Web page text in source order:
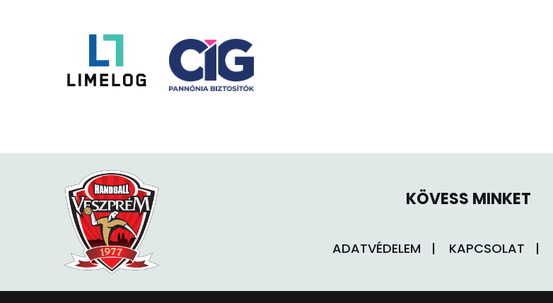
KÖVESS MINKET
ADATVÉDELEM KAPCSOLAT